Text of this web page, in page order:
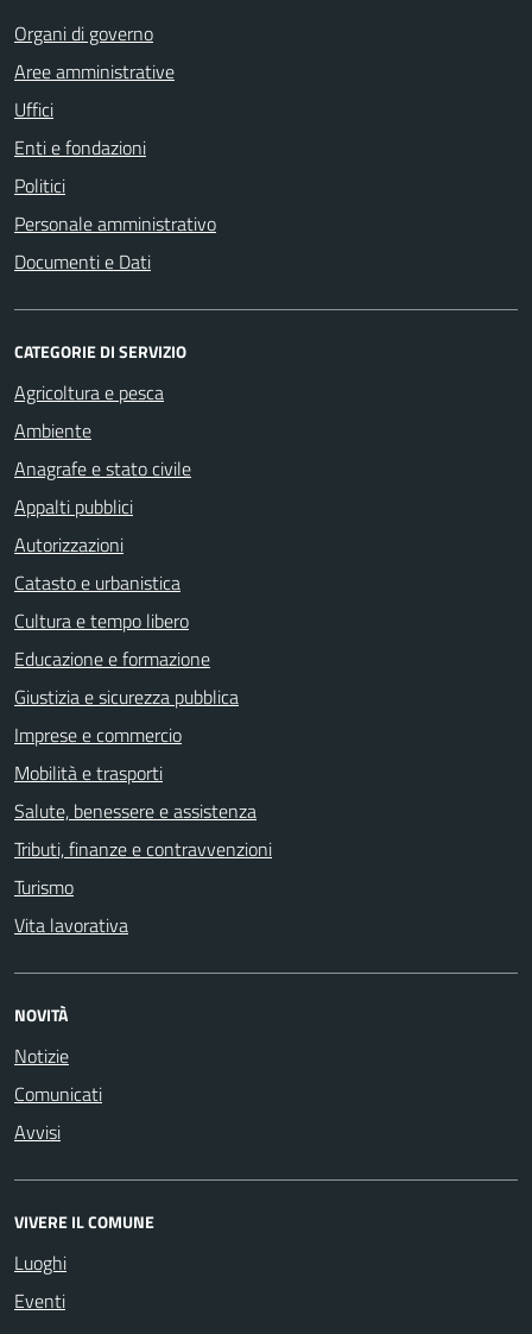
Organi di governo
Aree amministrative
Uffici
Enti e fondazioni
Politici
Personale amministrativo
Documenti e Dati
CATEGORIE DI SERVIZIO
Agricoltura e pesca
Ambiente
Anagrafe e stato civile
Appalti pubblici
Autorizzazioni
Catasto e urbanistica
Cultura e tempo libero
Educazione e formazione
Giustizia e sicurezza pubblica
Imprese e commercio
Mobilità e trasporti
Salute, benessere e assistenza
Tributi, finanze e contravvenzioni
Turismo
Vita lavorativa
NOVITÀ
Notizie
Comunicati
Avvisi
VIVERE IL COMUNE
Luoghi
Eventi